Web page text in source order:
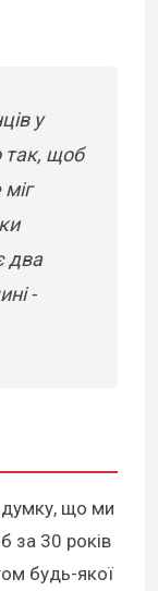
у
так, щоб
два
-
думку, що ми
за 30 років
будь-якої